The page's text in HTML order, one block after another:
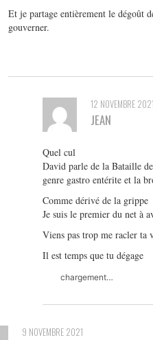
Et je partage entièrement le dégoût
gouverner.
12 NOVEMBRE 2021
JEAN
Quel cul
David parle de la Bataille
genre gastro entérite et la
Comme dérivé de la grippe
Je suis le premier du net à
Viens pas trop me racler ta
Il est temps que tu dégage
chargement…
9 NOVEMBRE 2021